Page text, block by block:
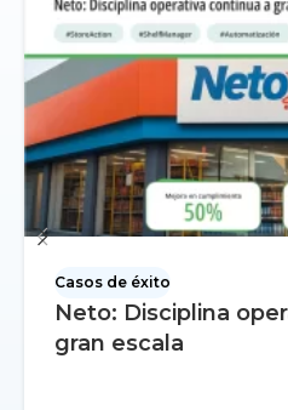
Casos de éxito
Neto: Disciplina
gran escala